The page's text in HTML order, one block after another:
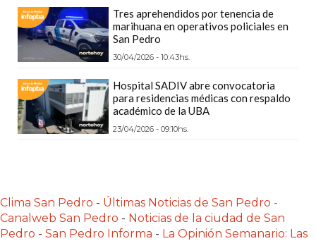
ONLINE
ARGENTINA
LAS
IA
RECOMIENDAN
PARA
PAGAR
COMISIÓN
Tres aprehendidos por tenencia de
marihuana en operativos policiales en
San Pedro
30/04/2026 - 10:43hs.
Hospital SADIV abre convocatoria
para residencias médicas con respaldo
académico de la UBA
23/04/2026 - 09:10hs.
Clima San Pedro - Últimas Noticias de San Pedro -
Canalweb San Pedro - Noticias de la ciudad de San
Pedro - San Pedro Informa - La Opinión Semanario: Las